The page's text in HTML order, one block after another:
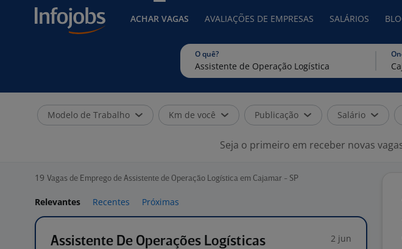
ACHAR VAGAS AVALIAÇÕES DE EMPRESAS SALÁRIOS
O quê?
Modelo de Trabalho Km de você Publicação Salário
Seja o primeiro em receber novas
19 Vagas de Emprego de Assistente de Operação Logística em Cajamar - SP
Relevantes Recentes Próximas
Assistente De Operações Logísticas 2 jun